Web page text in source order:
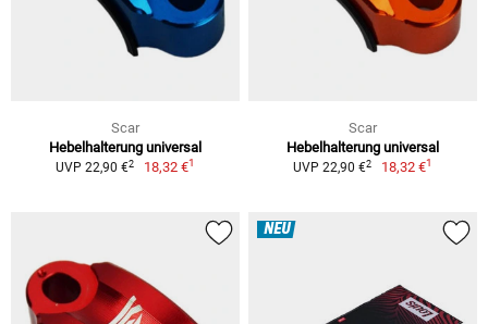
Scar
Hebelhalterung universal
UVP 22,90 €2 18,32 €1
Scar
Hebelhalterung universal
UVP 22,90 €2 18,32 €1
NEU